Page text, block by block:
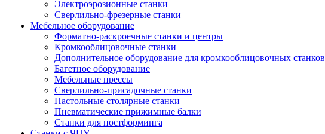
Электроэрозионные станки
Сверлильно-фрезерные станки
Мебельное оборудование
Форматно-раскроечные станки и центры
Кромкооблицовочные станки
Дополнительное оборудование для кромкооблицовочных станков
Багетное оборудование
Мебельные прессы
Сверлильно-присадочные станки
Настольные столярные станки
Пневматические прижимные балки
Станки для постформинга